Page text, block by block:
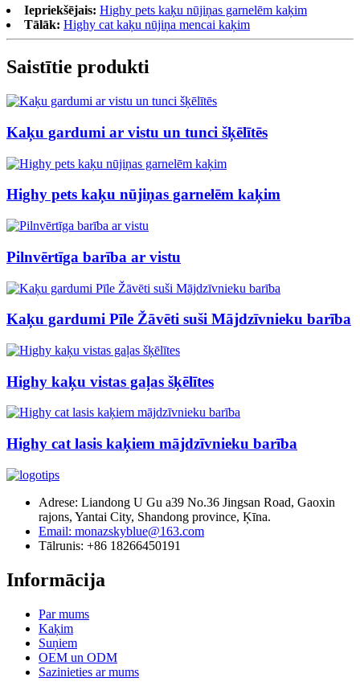
Iepriekšējais: Highy pets kaķu nūjiņas garnelēm kaķim
Tālāk: Highy cat kaķu nūjiņa mencai kaķim
Saistītie produkti
Kaķu gardumi ar vistu un tunci šķēlītēs
Highy pets kaķu nūjiņas garnelēm kaķim
Pilnvērtīga barība ar vistu
Kaķu gardumi Pīle Žāvēti suši Mājdzīvnieku barība
Highy kaķu vistas gaļas šķēlītes
Highy cat lasis kaķiem mājdzīvnieku barība
Adrese: Liandong U Gu a39 No.36 Jingsan Road, Gaoxin
rajons, Yantai City, Shandong province, Ķīna.
Email: monazskyblue@163.com
Tālrunis: +86 18266450191
Informācija
Par mums
Kaķim
Suņiem
OEM un ODM
Sazinieties ar mums